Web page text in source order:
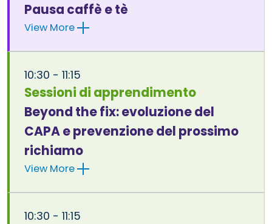
Pausa caffè e tè
View More
10:30 - 11:15
Sessioni di apprendimento
Beyond the fix: evoluzione del
CAPA e prevenzione del prossimo
richiamo
View More
10:30 - 11:15